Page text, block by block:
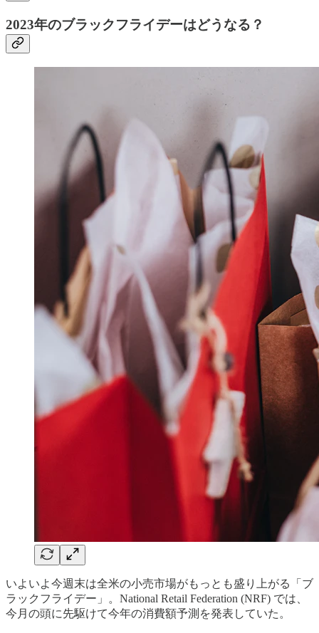
2023年のブラックフライデーはどうなる？
いよいよ今週末は全米の小売市場がもっとも盛り上がる「ブ
ラックフライデー」。National Retail Federation (NRF) では、
今月の頭に先駆けて今年の消費額予測を発表していた。